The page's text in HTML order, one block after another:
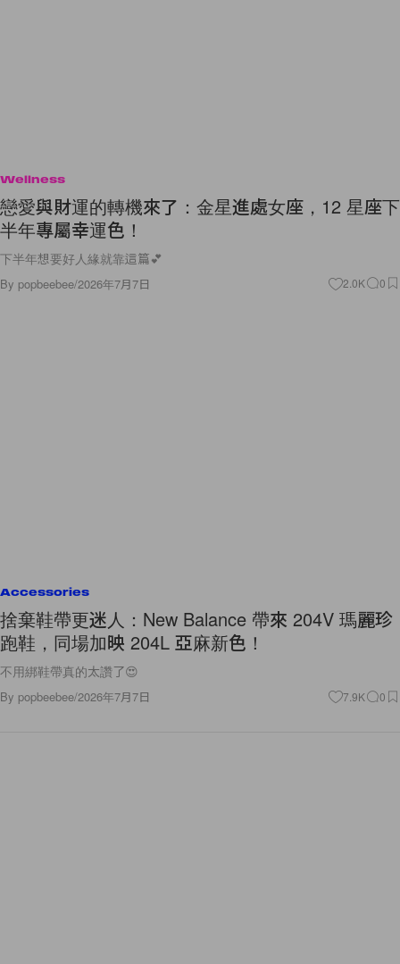
Wellness
戀愛與財運的轉機來了：金星進處女座，12 星座下
半年專屬幸運色！
下半年想要好人緣就靠這篇💕
By popbeebee/2026年7月7日 2.0K 0
Accessories
捨棄鞋帶更迷人：New Balance 帶來 204V 瑪麗珍
跑鞋，同場加映 204L 亞麻新色！
不用綁鞋帶真的太讚了😍
By popbeebee/2026年7月7日 7.9K 0